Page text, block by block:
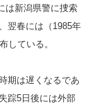
は新潟県警に捜索
翌春には（1985年
している。
期は遅くなるであ
踪5日後には外部